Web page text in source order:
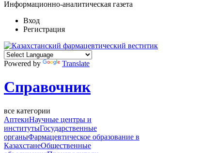
Информационно-аналитическая газета
Вход
Регистрация
Powered by Translate
Справочник
все категории
АптекиНаучные центры и
институтыГосударственные
органыФармацевтическое образование в
КазахстанеОбщественные